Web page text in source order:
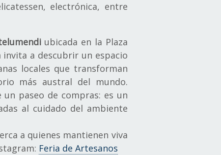
electrónica, entre
ubicada en la Plaza
a descubrir un espacio
locales que transforman
más austral del mundo.
paseo de compras: es un
al cuidado del ambiente
a quienes mantienen viva
Feria de Artesanos